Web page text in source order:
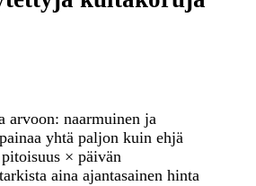
arvoon: naarmuinen ja
yhtä paljon kuin ehjä
× päivän
aina ajantasainen hinta